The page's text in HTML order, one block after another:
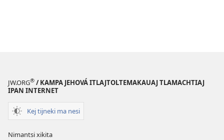
JW.ORG® / KAMPA JEHOVÁ ITLAJTOLTEMAKAUAJ TLAMACHTIAJ
IPAN INTERNET
Kej tijneki ma nesi
Nimantsi xikita